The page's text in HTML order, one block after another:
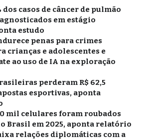
dos casos de câncer de pulmão
em estágio
estudo
penas para crimes
crianças e adolescentes e
ao uso de IA na exploração
perderam R$ 62,5
esportivas, aponta
mil celulares foram roubados
Brasil em 2025, aponta relatório
relações diplomáticas com a